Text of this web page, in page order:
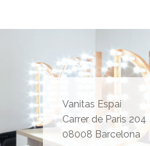
Vanitas Espai
Carrer de Paris 204
08008 Barcelona